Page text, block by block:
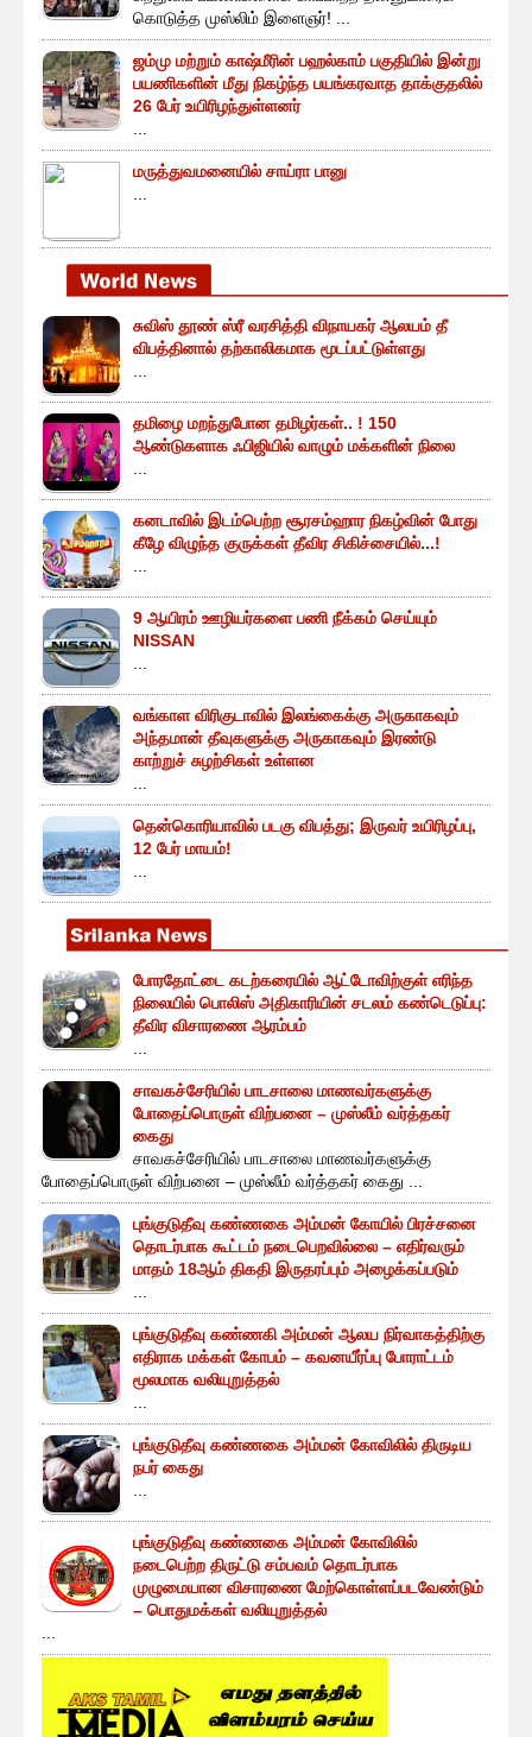
கொடுத்த முஸ்லிம் இளைஞர்! ...
ஜம்மு மற்றும் காஷ்மீரின் பஹல்காம் பகுதியில் இன்று
பயணிகளின் மீது நிகழ்ந்த பயங்கரவாத தாக்குதலில்
26 பேர் உயிரிழந்துள்ளனர்
...
மருத்துவமனையில் சாய்ரா பானு
...
சுவிஸ் தூண் ஸ்ரீ வரசித்தி விநாயகர் ஆலயம் தீ
விபத்தினால் தற்காலிகமாக மூடப்பட்டுள்ளது
...
தமிழை மறந்துபோன தமிழர்கள்.. ! 150
ஆண்டுகளாக ஃபிஜியில் வாழும் மக்களின் நிலை
...
கனடாவில் இடம்பெற்ற சூரசம்ஹார நிகழ்வின் போது
கீழே விழுந்த குருக்கள் தீவிர சிகிச்சையில்...!
...
9 ஆயிரம் ஊழியர்களை பணி நீக்கம் செய்யும்
NISSAN
...
வங்காள விரிகுடாவில் இலங்கைக்கு அருகாகவும்
அந்தமான் தீவுகளுக்கு அருகாகவும் இரண்டு
காற்றுச் சுழற்சிகள் உள்ளன
...
தென்கொரியாவில் படகு விபத்து; இருவர் உயிரிழப்பு,
12 பேர் மாயம்!
...
போரதோட்டை கடற்கரையில் ஆட்டோவிற்குள் எரிந்த
நிலையில் பொலிஸ் அதிகாரியின் சடலம் கண்டெடுப்பு:
தீவிர விசாரணை ஆரம்பம்
...
சாவகச்சேரியில் பாடசாலை மாணவர்களுக்கு
போதைப்பொருள் விற்பனை – முஸ்லீம் வர்த்தகர்
கைது
சாவகச்சேரியில் பாடசாலை மாணவர்களுக்கு
போதைப்பொருள் விற்பனை – முஸ்லீம் வர்த்தகர் கைது ...
புங்குடுதீவு கண்ணகை அம்மன் கோயில் பிரச்சனை
தொடர்பாக கூட்டம் நடைபெறவில்லை – எதிர்வரும்
மாதம் 18ஆம் திகதி இருதரப்பும் அழைக்கப்படும்
...
புங்குடுதீவு கண்ணகி அம்மன் ஆலய நிர்வாகத்திற்கு
எதிராக மக்கள் கோபம் – கவனயீர்ப்பு போராட்டம்
மூலமாக வலியுறுத்தல்
...
புங்குடுதீவு கண்ணகை அம்மன் கோவிலில் திருடிய
நபர் கைது
...
புங்குடுதீவு கண்ணகை அம்மன் கோவிலில்
நடைபெற்ற திருட்டு சம்பவம் தொடர்பாக
முழுமையான விசாரணை மேற்கொள்ளப்படவேண்டும்
– பொதுமக்கள் வலியுறுத்தல்
...